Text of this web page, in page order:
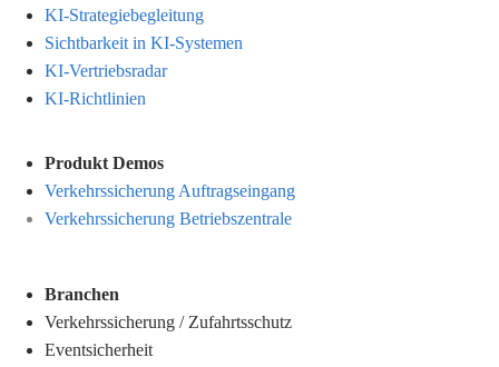
KI-Strategiebegleitung
Sichtbarkeit in KI-Systemen
KI-Vertriebsradar
KI-Richtlinien
Produkt Demos
Verkehrssicherung Auftragseingang
Verkehrssicherung Betriebszentrale
Branchen
Verkehrssicherung / Zufahrtsschutz
Eventsicherheit